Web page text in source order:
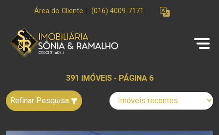
Área do Cliente (016) 4009-7171
391 IMÓVEIS - PÁGINA 6
Refinar Pesquisa